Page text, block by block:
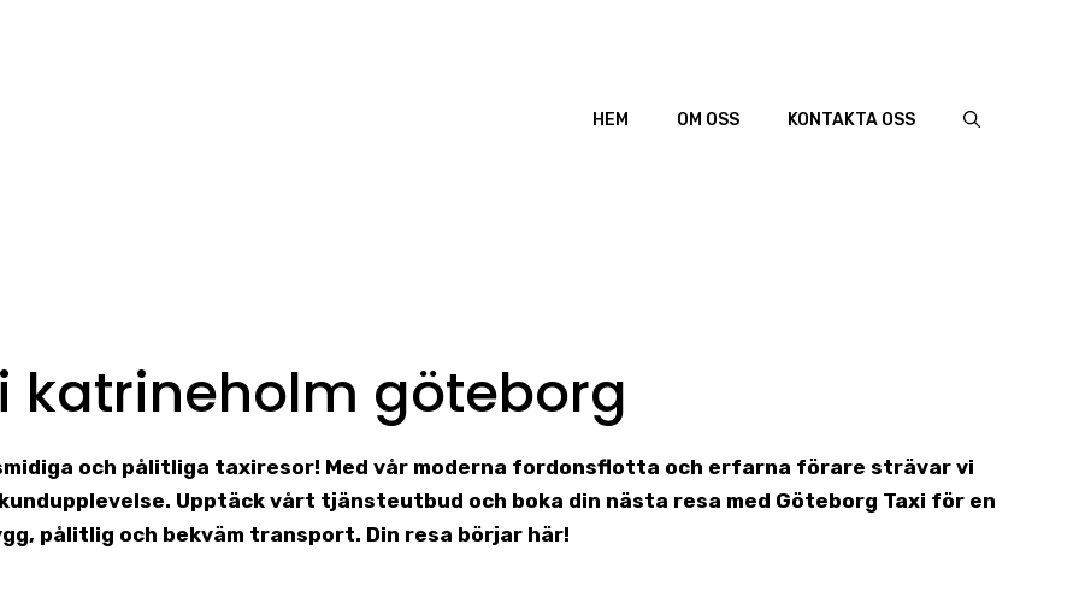
HEM OM OSS KONTAKTA OSS
katrineholm göteborg
och pålitliga taxiresor! Med vår moderna fordonsflotta och erfarna förare strävar vi
Upptäck vårt tjänsteutbud och boka din nästa resa med Göteborg Taxi för en
pålitlig och bekväm transport. Din resa börjar här!